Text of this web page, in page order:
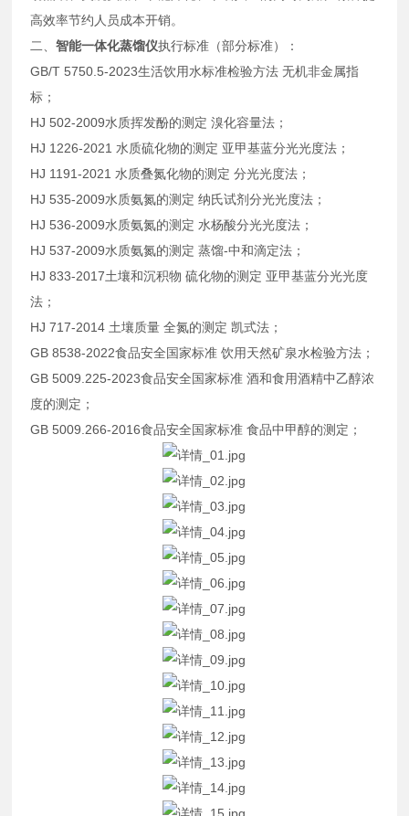
高效率节约人员成本开销。
二、智能一体化蒸馏仪执行标准（部分标准）：
GB/T 5750.5-2023生活饮用水标准检验方法 无机非金属指
标；
HJ 502-2009水质挥发酚的测定 溴化容量法；
HJ 1226-2021 水质硫化物的测定 亚甲基蓝分光光度法；
HJ 1191-2021 水质叠氮化物的测定 分光光度法；
HJ 535-2009水质氨氮的测定 纳氏试剂分光光度法；
HJ 536-2009水质氨氮的测定 水杨酸分光光度法；
HJ 537-2009水质氨氮的测定 蒸馏-中和滴定法；
HJ 833-2017土壤和沉积物 硫化物的测定 亚甲基蓝分光光度
法；
HJ 717-2014 土壤质量 全氮的测定 凯式法；
GB 8538-2022食品安全国家标准 饮用天然矿泉水检验方法；
GB 5009.225-2023食品安全国家标准 酒和食用酒精中乙醇浓
度的测定；
GB 5009.266-2016食品安全国家标准 食品中甲醇的测定；